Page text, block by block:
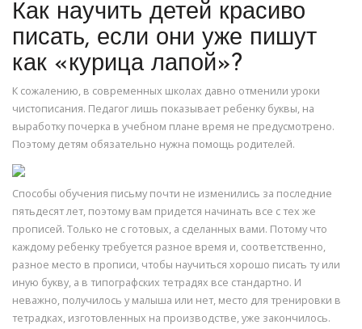
Как научить детей красиво
писать, если они уже пишут
как «курица лапой»?
К сожалению, в современных школах давно отменили уроки
чистописания. Педагог лишь показывает ребенку буквы, на
выработку почерка в учебном плане время не предусмотрено.
Поэтому детям обязательно нужна помощь родителей.
Способы обучения письму почти не изменились за последние
пятьдесят лет, поэтому вам придется начинать все с тех же
прописей. Только не с готовых, а сделанных вами. Потому что
каждому ребенку требуется разное время и, соответственно,
разное место в прописи, чтобы научиться хорошо писать ту или
иную букву, а в типографских тетрадях все стандартно. И
неважно, получилось у малыша или нет, место для тренировки в
тетрадках, изготовленных на производстве, уже закончилось.